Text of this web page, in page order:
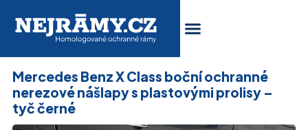
Mercedes Benz X Class boční ochranné
nerezové nášlapy s plastovými prolisy –
tyč černé